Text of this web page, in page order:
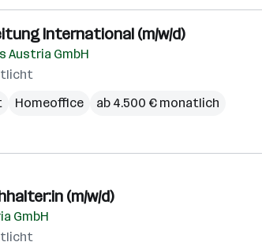
International (m/w/d)
Austria GmbH
Homeoffice ab 4.500 € monatlich
(m/w/d)
GmbH